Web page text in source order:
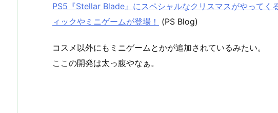
PS5『Stellar Blade』にスペシャルなクリスマスがやってく
ィックやミニゲームが登場！
(PS Blog)
コスメ以外にもミニゲームとかが追加されているみたい。
ここの開発は太っ腹やなぁ。